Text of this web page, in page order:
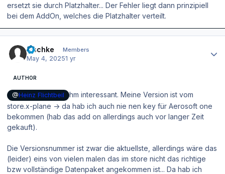
ersetzt sie durch Platzhalter... Der Fehler liegt dann prinzipiell
bei dem AddOn, welches die Platzhalter verteilt.
zischke Members
May 4, 20251 yr
AUTHOR
@Heinz Flichtbeil
hm interessant. Meine Version ist vom
store.x-plane -> da hab ich auch nie nen key für Aerosoft one
bekommen (hab das add on allerdings auch vor langer Zeit
gekauft).
Die Versionsnummer ist zwar die aktuellste, allerdings wäre das
(leider) eins von vielen malen das im store nicht das richtige
bzw vollständige Datenpaket angekommen ist... Da hab ich